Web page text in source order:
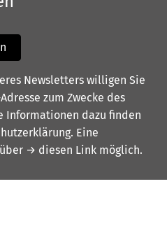
Newsletters willigen Sie
zum Zwecke des
Informationen dazu finden
. Eine
→ diesen Link möglich.